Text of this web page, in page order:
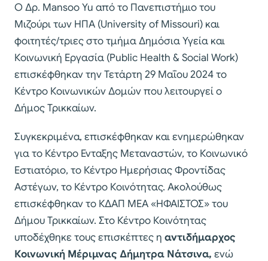
Ο Δρ. Mansoo Yu από το Πανεπιστήμιο του
Μιζούρι των ΗΠΑ (University of Missouri) και
φοιτητές/τριες στο τμήμα Δημόσια Υγεία και
Κοινωνική Εργασία (Public Health & Social Work)
επισκέφθηκαν την Τετάρτη 29 Μαΐου 2024 το
Κέντρο Κοινωνικών Δομών που λειτουργεί ο
Δήμος Τρικκαίων.
Συγκεκριμένα, επισκέφθηκαν και ενημερώθηκαν
για το Κέντρο Ενταξης Μεταναστών, το Κοινωνικό
Εστιατόριο, το Κέντρο Ημερήσιας Φροντίδας
Αστέγων, το Κέντρο Κοινότητας. Ακολούθως
επισκέφθηκαν το ΚΔΑΠ ΜΕΑ «ΗΦΑΙΣΤΟΣ» του
Δήμου Τρικκαίων. Στο Κέντρο Κοινότητας
υποδέχθηκε τους επισκέπτες η αντιδήμαρχος
Κοινωνική Μέριμνας Δήμητρα Νάτσινα, ενώ